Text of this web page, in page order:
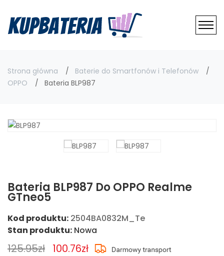
Strona główna
Baterie do Smartfonów i Telefonów
OPPO
Bateria BLP987
Bateria BLP987 Do OPPO Realme
GTneo5
Kod produktu: 2504BA0832M_Te
Stan produktu: Nowa
125.95zł 100.76zł